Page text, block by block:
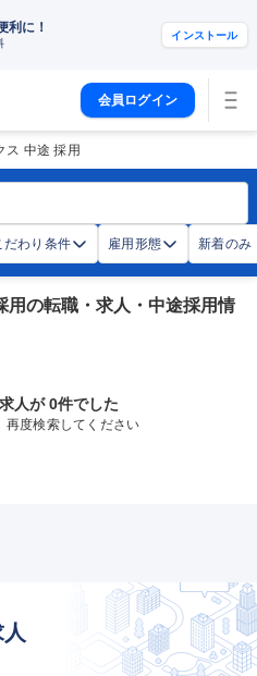
利に！ インストール
会員ログイン
ス 中途 採用
だわり条件 雇用形態 新着のみ
用の転職・求人・中途採用情
人が 0件でした
再度検索してください